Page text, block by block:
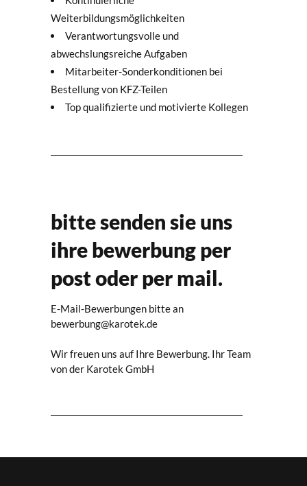
Weiterbildungsmöglichkeiten
Verantwortungsvolle und
abwechslungsreiche Aufgaben
Mitarbeiter-Sonderkonditionen bei
Bestellung von KFZ-Teilen
Top qualifizierte und motivierte Kollegen
bitte senden sie uns
ihre bewerbung per
post oder per mail.
E-Mail-Bewerbungen bitte an
bewerbung@karotek.de
Wir freuen uns auf Ihre Bewerbung. Ihr Team
von der Karotek GmbH